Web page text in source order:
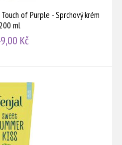
of Purple - Sprchový krém
ml
Kč